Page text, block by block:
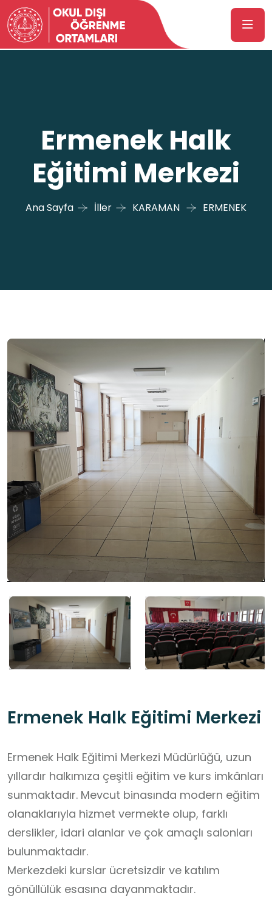
Ermenek Halk
Eğitimi Merkezi
Ana Sayfa İller KARAMAN ERMENEK
Ermenek Halk Eğitimi Merkezi
Ermenek Halk Eğitimi Merkezi Müdürlüğü, uzun
yıllardır halkımıza çeşitli eğitim ve kurs imkânları
sunmaktadır. Mevcut binasında modern eğitim
olanaklarıyla hizmet vermekte olup, farklı
derslikler, idari alanlar ve çok amaçlı salonları
bulunmaktadır.
Merkezdeki kurslar ücretsizdir ve katılım
gönüllülük esasına dayanmaktadır.